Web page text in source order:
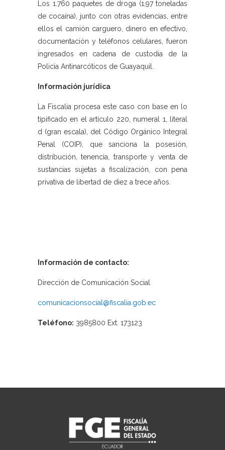
Los 1.760 paquetes de droga (1,97 toneladas
de cocaína), junto con otras evidencias, entre
ellos el camión carguero, dinero en efectivo,
documentación y teléfonos celulares, fueron
ingresados en cadena de custodia de la
Policía Antinarcóticos de Guayaquil.
Información jurídica
La Fiscalía procesa este caso con base en lo
tipificado en el artículo 220, numeral 1, literal
d (gran escala), del Código Orgánico Integral
Penal (COIP), que sanciona la posesión,
distribución, tenencia, transporte y venta de
sustancias sujetas a fiscalización, con pena
privativa de libertad de diez a trece años.
Información de contacto:
Dirección de Comunicación Social
comunicacionsocial@fiscalia.gob.ec
Teléfono: 3985800 Ext. 173123